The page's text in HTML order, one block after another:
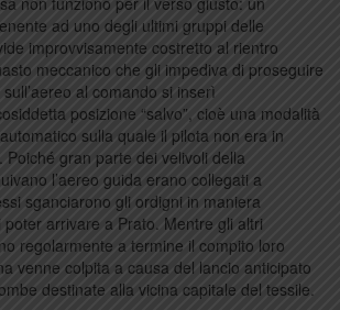
ad uno degli ultimi gruppi delle
improvvisamente costretto al rientro
meccanico che gli impediva di proseguire
al comando si inserì
posizione “salvo”, cioè una modalità
sulla quale il pilota non era in
gran parte dei velivoli della
l’aereo guida erano collegati a
sganciarono gli ordigni in maniera
arrivare a Prato. Mentre gli altri
regolarmente a termine il compito loro
venne colpita a causa del lancio anticipato
destinate alla vicina capitale del tessile.